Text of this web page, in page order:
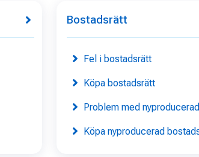
Bostadsrätt
Fel i bostadsrätt
Köpa bostadsrätt
Problem med
Köpa nyproducerad